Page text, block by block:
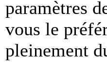
paramètres
vous le
pleinement